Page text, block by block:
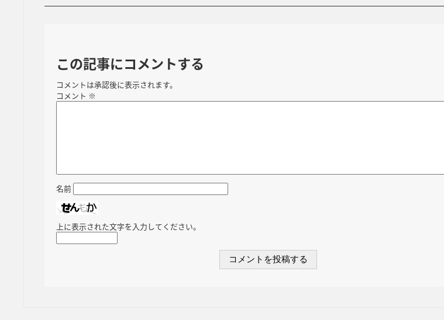
この記事にコメントする
コメントは承認後に表示されます。
コメント ※
名前
上に表示された文字を入力してください。